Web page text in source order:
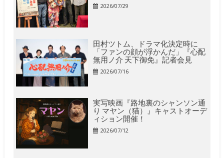
2026/07/29
田村ツトム、ドラマ化決定時に
「ファンの顔が浮かんだ」『心配
無用ノ介 天下御免』記者会見
2026/07/16
実写映画『路地裏のシャンソン通
り マヤン（猫）』キャストオーデ
ィション開催！
2026/07/12